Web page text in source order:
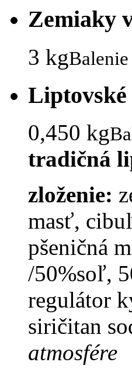
Zemiaky
3 kgBalenie
Liptovské
0,450 kg
tradičná
zloženie:
masť,
pšeničná
/50%soľ,
regulátor
siričitan
atmosfére